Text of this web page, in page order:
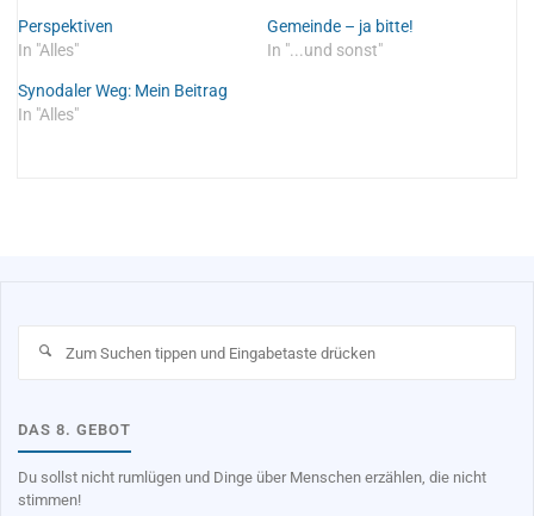
Perspektiven
In "Alles"
Gemeinde – ja bitte!
In "...und sonst"
Synodaler Weg: Mein Beitrag
In "Alles"
DAS 8. GEBOT
Du sollst nicht rumlügen und Dinge über Menschen erzählen, die nicht
stimmen!